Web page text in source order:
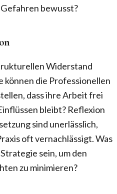
bewusst?
Widerstand
können die Professionellen
dass ihre Arbeit frei
bleibt? Reflexion
sind unerlässlich,
oft vernachlässigt. Was
sein, um den
zu minimieren?